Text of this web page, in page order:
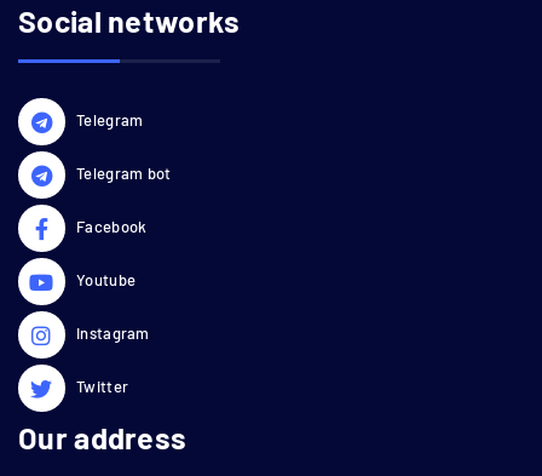
Social networks
Telegram
Telegram bot
Facebook
Youtube
Instagram
Twitter
Our address